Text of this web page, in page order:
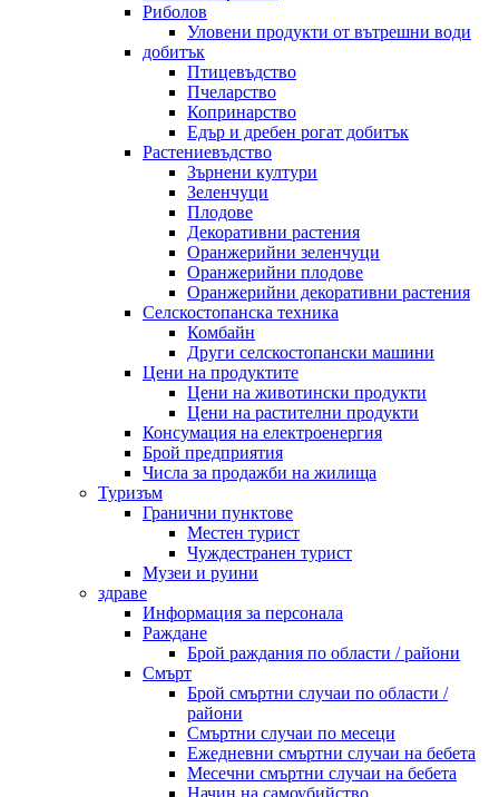
Риболов
Уловени продукти от вътрешни води
добитък
Птицевъдство
Пчеларство
Копринарство
Едър и дребен рогат добитък
Растениевъдство
Зърнени култури
Зеленчуци
Плодове
Декоративни растения
Оранжерийни зеленчуци
Оранжерийни плодове
Оранжерийни декоративни растения
Селскостопанска техника
Комбайн
Други селскостопански машини
Цени на продуктите
Цени на животински продукти
Цени на растителни продукти
Консумация на електроенергия
Брой предприятия
Числа за продажби на жилища
Туризъм
Гранични пунктове
Местен турист
Чуждестранен турист
Музеи и руини
здраве
Информация за персонала
Раждане
Брой раждания по области / райони
Смърт
Брой смъртни случаи по области /
райони
Смъртни случаи по месеци
Ежедневни смъртни случаи на бебета
Месечни смъртни случаи на бебета